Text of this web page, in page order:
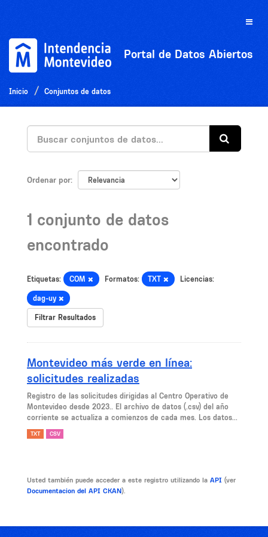
Toggle
Portal de Datos Abiertos
Inicio Conjuntos de datos
Ordenar por
1 conjunto de datos
encontrado
Etiquetas: COM Formatos: TXT Licencias:
dag-uy
Filtrar Resultados
Montevideo más verde en línea:
solicitudes realizadas
Registro de las solicitudes dirigidas al Centro Operativo de
Montevideo desde 2023.. El archivo de datos (.csv) del año
corriente se actualiza a comienzos de cada mes. Los datos...
TXT CSV
Usted también puede acceder a este registro utilizando la API (ver
Documentacion del API CKAN).